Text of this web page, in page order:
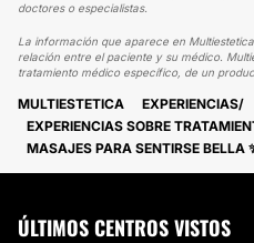
doctores o especialistas.
La información que aparece en
relación entre el paciente y su médico.
tratamiento médico específico, de un
MULTIESTETICA
EXPERIENCIAS
EXPERIENCIAS SOBRE
MASAJES PARA SENTIRSE BELLA
ÚLTIMOS CENTROS VISTOS